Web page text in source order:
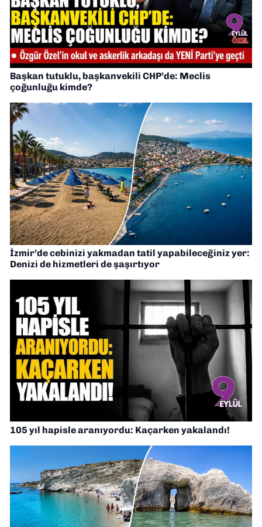
Başkan tutuklu, başkanvekili CHP’de: Meclis
çoğunluğu kimde?
İzmir’de cebinizi yakmadan tatil yapabileceğiniz yer:
Denizi de hizmetleri de şaşırtıyor
105 yıl hapisle aranıyordu: Kaçarken yakalandı!